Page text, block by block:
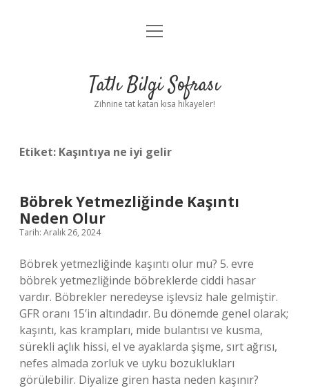
Anasayfa
Yasal Uyarı
menüyü
Tatlı Bilgi Sofrası
Zihnine tat katan kısa hikayeler!
Etiket: Kaşıntıya ne iyi gelir
Böbrek Yetmezliğinde Kaşıntı
Neden Olur
Tarih: Aralık 26, 2024
Böbrek yetmezliğinde kaşıntı olur mu? 5. evre
böbrek yetmezliğinde böbreklerde ciddi hasar
vardır. Böbrekler neredeyse işlevsiz hale gelmiştir.
GFR oranı 15’in altındadır. Bu dönemde genel olarak;
kaşıntı, kas krampları, mide bulantısı ve kusma,
sürekli açlık hissi, el ve ayaklarda şişme, sırt ağrısı,
nefes almada zorluk ve uyku bozuklukları
görülebilir. Diyalize giren hasta neden kaşınır?